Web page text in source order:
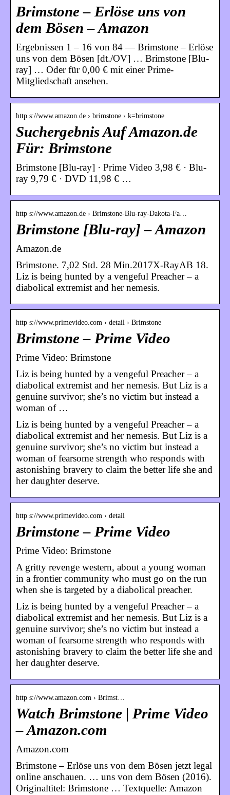
Brimstone – Erlöse uns von
dem Bösen – Amazon
Ergebnissen 1 – 16 von 84 — Brimstone – Erlöse
uns von dem Bösen [dt./OV] … Brimstone [Blu-
ray] … Oder für 0,00 € mit einer Prime-
Mitgliedschaft ansehen.
http s://www.amazon.de › brimstone › k=brimstone
Suchergebnis Auf Amazon.de
Für: Brimstone
Brimstone [Blu-ray] · Prime Video 3,98 € · Blu-
ray 9,79 € · DVD 11,98 € …
http s://www.amazon.de › Brimstone-Blu-ray-Dakota-Fa…
Brimstone [Blu-ray] – Amazon
Amazon.de
Brimstone. 7,02 Std. 28 Min.2017X-RayAB 18.
Liz is being hunted by a vengeful Preacher – a
diabolical extremist and her nemesis.
http s://www.primevideo.com › detail › Brimstone
Brimstone – Prime Video
Prime Video: Brimstone
Liz is being hunted by a vengeful Preacher – a
diabolical extremist and her nemesis. But Liz is a
genuine survivor; she’s no victim but instead a
woman of …
Liz is being hunted by a vengeful Preacher – a
diabolical extremist and her nemesis. But Liz is a
genuine survivor; she’s no victim but instead a
woman of fearsome strength who responds with
astonishing bravery to claim the better life she and
her daughter deserve.
http s://www.primevideo.com › detail
Brimstone – Prime Video
Prime Video: Brimstone
A gritty revenge western, about a young woman
in a frontier community who must go on the run
when she is targeted by a diabolical preacher.
Liz is being hunted by a vengeful Preacher – a
diabolical extremist and her nemesis. But Liz is a
genuine survivor; she’s no victim but instead a
woman of fearsome strength who responds with
astonishing bravery to claim the better life she and
her daughter deserve.
http s://www.amazon.com › Brimst…
Watch Brimstone | Prime Video
– Amazon.com
Amazon.com
Brimstone – Erlöse uns von dem Bösen jetzt legal
online anschauen. … uns von dem Bösen (2016).
Originaltitel: Brimstone … Textquelle: Amazon